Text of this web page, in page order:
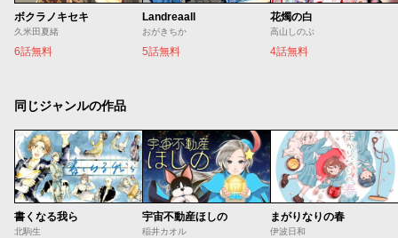
ボクラノキセキ
久米田夏緒
6話無料
Landreaall
おがきちか
5話無料
花燭の白
高山しのぶ
4話無料
同じジャンルの作品
書くなる我ら
北駒生
宇宙不動産ほしの
稲井カオル
まがりなりの春
伊波日和